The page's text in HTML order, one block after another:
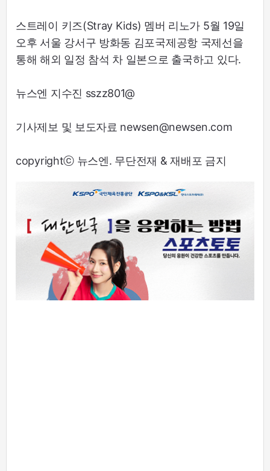
스트레이 키즈(Stray Kids) 멤버 리노가 5월 19일
오후 서울 강서구 방화동 김포국제공항 국제선을
통해 해외 일정 참석 차 일본으로 출국하고 있다.
뉴스엔 지수진 sszz801@
기사제보 및 보도자료 newsen@newsen.com
copyrightⓒ 뉴스엔. 무단전재 & 재배포 금지